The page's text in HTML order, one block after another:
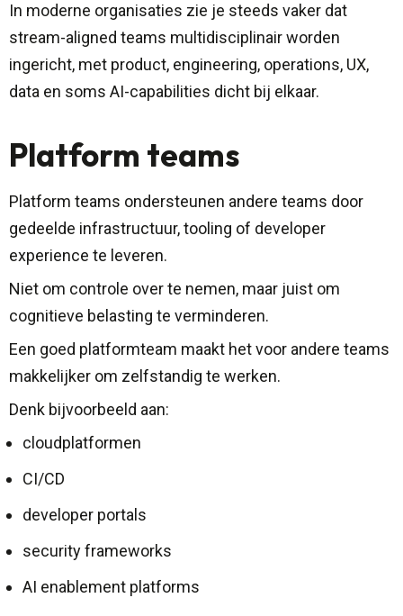
In moderne organisaties zie je steeds vaker dat
stream-aligned teams multidisciplinair worden
ingericht, met product, engineering, operations, UX,
data en soms AI-capabilities dicht bij elkaar.
Platform teams
Platform teams ondersteunen andere teams door
gedeelde infrastructuur, tooling of developer
experience te leveren.
Niet om controle over te nemen, maar juist om
cognitieve belasting te verminderen.
Een goed platformteam maakt het voor andere teams
makkelijker om zelfstandig te werken.
Denk bijvoorbeeld aan:
cloudplatformen
CI/CD
developer portals
security frameworks
AI enablement platforms